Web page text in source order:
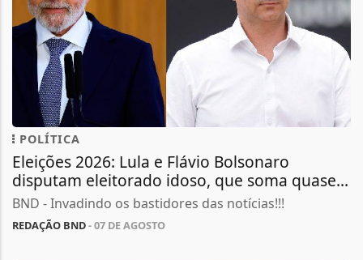
POLÍTICA
Eleições 2026: Lula e Flávio Bolsonaro
disputam eleitorado idoso, que soma quase...
BND - Invadindo os bastidores das notícias!!!
REDAÇÃO BND- 07 DE AGOSTO